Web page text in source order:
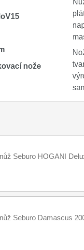
nože
Seburo HOGANI
Seburo Damascus